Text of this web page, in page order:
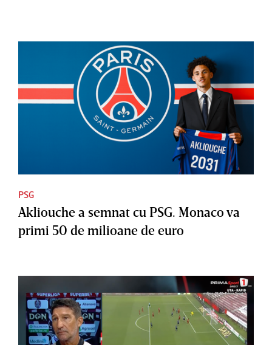
PSG
Akliouche a semnat cu PSG. Monaco va
primi 50 de milioane de euro